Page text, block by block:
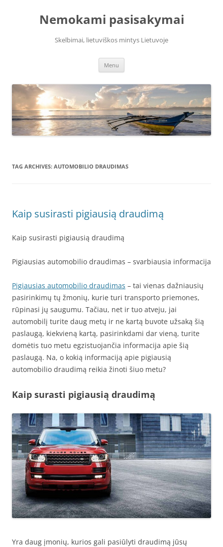
Nemokami pasisakymai
Skelbimai, lietuviškos mintys Lietuvoje
Menu
TAG ARCHIVES: AUTOMOBILIO DRAUDIMAS
Kaip susirasti pigiausią draudimą
Kaip susirasti pigiausią draudimą
Pigiausias automobilio draudimas – svarbiausia informacija
Pigiausias automobilio draudimas – tai vienas dažniausių
pasirinkimų tų žmonių, kurie turi transporto priemones,
rūpinasi jų saugumu. Tačiau, net ir tuo atveju, jai
automobilį turite daug metų ir ne kartą buvote užsaką šią
paslaugą, kiekvieną kartą, pasirinkdami dar vieną, turite
domėtis tuo metu egzistuojančia informacija apie šią
paslaugą. Na, o kokią informaciją apie pigiausią
automobilio draudimą reikia žinoti šiuo metu?
Kaip surasti pigiausią draudimą
Yra daug įmonių, kurios gali pasiūlyti draudimą jūsų